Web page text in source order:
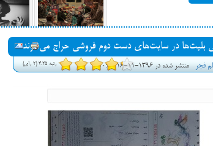
بلیت‌ها در سایت‌های دست دوم فروشی حراج می‌شوند
رتبه 4.25 (2 رای) فجر منتشر شده در 1396-11-16 10:50